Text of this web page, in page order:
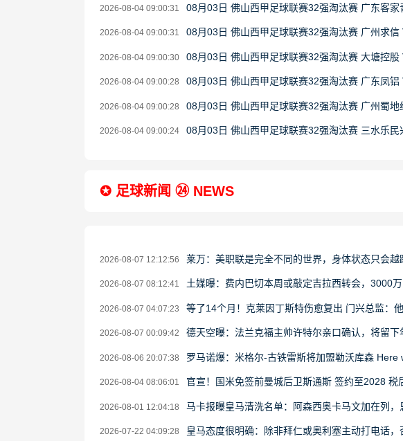
2026-08-04 09:00:31 08月03日 佛山西甲足球联赛32强淘汰赛 广东客
2026-08-04 09:00:31 08月03日 佛山西甲足球联赛32强淘汰赛 广州求信
2026-08-04 09:00:30 08月03日 佛山西甲足球联赛32强淘汰赛 大塘控
2026-08-04 09:00:28 08月03日 佛山西甲足球联赛32强淘汰赛 广东凤
2026-08-04 09:00:28 08月03日 佛山西甲足球联赛32强淘汰赛 广州蜀
2026-08-04 09:00:24 08月03日 佛山西甲足球联赛32强淘汰赛 三水乐
✪ 足球新闻 ㉔ NEWS
2026-08-07 12:12:56 莱万：美职联是完全不同的世界，身体状态只会越
2026-08-07 08:12:41 土媒曝：费内巴切本周或敲定吉拉西转会，3000
2026-08-07 04:07:23 等了14个月！克莱因丁斯特伤愈复出 门兴总监：
2026-08-07 00:09:42 德天空曝：法兰克福主帅许特尔亲口确认，将留下
2026-08-06 20:07:38 罗马诺爆：米格尔-古铁雷斯将加盟勒沃库森
2026-08-04 08:06:01 官宣！国米免签前曼城后卫斯通斯 签约至2028 税
2026-08-01 12:04:18 马卡报曝皇马清洗名单：阿森西奥卡马文加在列，
2026-07-22 04:09:28 皇马态度很明确：除非拜仁或奥利塞主动打电话，